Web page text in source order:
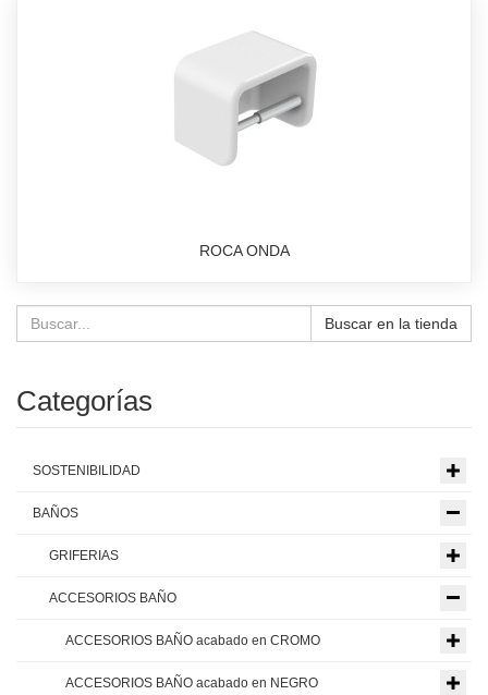
ROCA ONDA
Buscar en la tienda
Categorías
SOSTENIBILIDAD
BAÑOS
GRIFERIAS
ACCESORIOS BAÑO
ACCESORIOS BAÑO acabado en CROMO
ACCESORIOS BAÑO acabado en NEGRO